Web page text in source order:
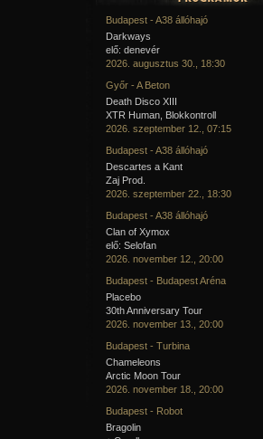
Budapest - A38 állóhajó
Darkways
elő: denevér
2026. augusztus 30., 18:30
Győr - A Beton
Death Disco XIII
XTR Human, Blokkontroll
2026. szeptember 12., 07:15
Budapest - A38 állóhajó
Descartes a Kant
Zaj Prod.
2026. szeptember 22., 18:30
Budapest - A38 állóhajó
Clan of Xymox
elő: Selofan
2026. november 12., 20:00
Budapest - Budapest Aréna
Placebo
30th Anniversary Tour
2026. november 13., 20:00
Budapest - Turbina
Chameleons
Arctic Moon Tour
2026. november 18., 20:00
Budapest - Robot
Bragolin